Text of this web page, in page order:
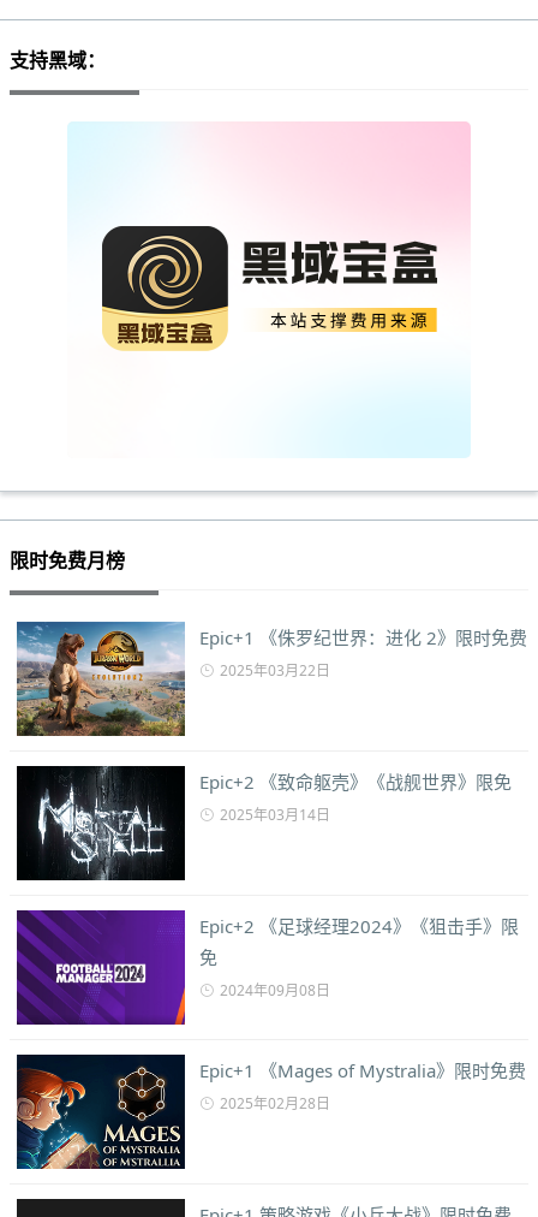
支持黑域：
限时免费月榜
Epic+1 《侏罗纪世界：进化 2》限时免费
2025年03月22日
Epic+2 《致命躯壳》《战舰世界》限免
2025年03月14日
Epic+2 《足球经理2024》《狙击手》限
免
2024年09月08日
Epic+1 《Mages of Mystralia》限时免费
2025年02月28日